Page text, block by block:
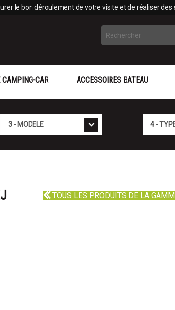
le bon déroulement de votre visite et de réaliser des
CAMPING-CAR ACCESSOIRES BATEAU
TOUS LES PRODUITS DE LA